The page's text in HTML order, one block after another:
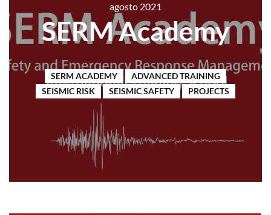
agosto 2021
SERM Academy
SERM ACADEMY
ADVANCED TRAINING
SEISMIC RISK
SEISMIC SAFETY PROJECTS